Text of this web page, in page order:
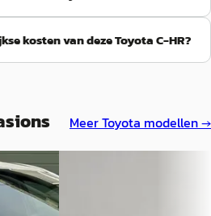
kosten van deze Toyota C-HR?
MeerToyota modellen →